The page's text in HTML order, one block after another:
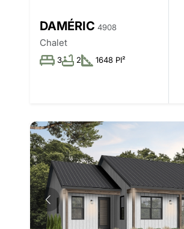
DAMÉRIC 4908
Chalet
3 2 1648 PI²